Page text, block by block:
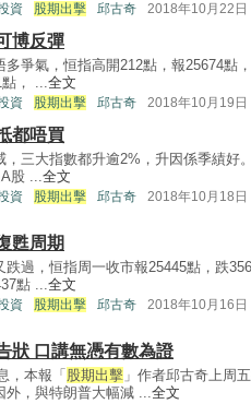
資 股期出擊 邱古奇 2018年10月22日
博反彈
多爭氣，恒指高開212點，報25674點
， ...全文
資 股期出擊 邱古奇 2018年10月19日
都唔買
，三大指數都升逾2%，升因係季績好
股 ...全文
資 股期出擊 邱古奇 2018年10月18日
甦周期
跌過，恒指周一收市報25445點，跌
點 ... 全文
資 股期出擊 邱古奇 2018年10月16日
狀 口講無憑有數為證
，本報「 股期出擊 」作者邱古奇上周
外，與特朗普大幅減 ...全文